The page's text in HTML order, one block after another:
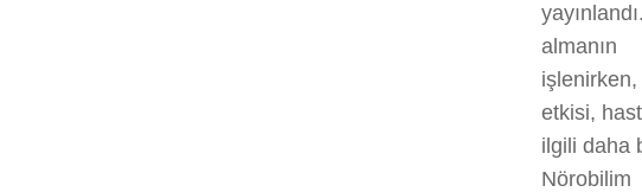
etkisi,
ilgili daha
Nörobilim